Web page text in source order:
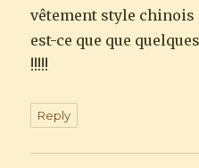
vêtement style chinois
est-ce que que
!!!!!
Reply